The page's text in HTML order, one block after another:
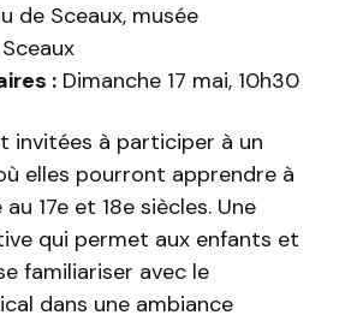
de Sceaux, musée
: Dimanche 17 mai, 10h30
invitées à participer à un
elles pourront apprendre à
17e et 18e siècles. Une
qui permet aux enfants et
familiariser avec le
dans une ambiance